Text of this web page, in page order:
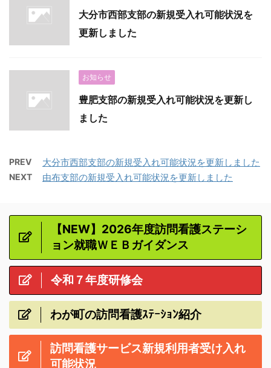
大分市西部支部の新規受入れ可能状況を
更新しました
お知らせ
豊肥支部の新規受入れ可能状況を更新し
ました
PREV 大分市西部支部の新規受入れ可能状況を更新しました
NEXT 由布支部の新規受入れ可能状況を更新しました
【NEW】2026年度訪問看護ステーシ
ョン就職ＷＥＢガイダンス
令和７年度研修会
わが町の訪問看護ｽﾃｰｼｮﾝ紹介
訪問看護サービス新規利用者受け入れ
可能状況